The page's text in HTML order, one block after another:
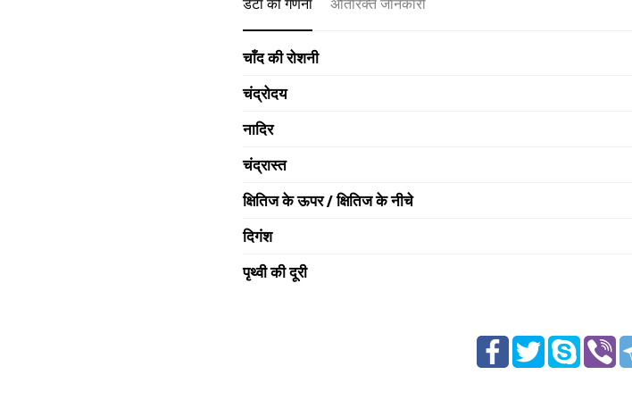
चाँद की रोशनी
चंद्रोदय
नादिर
चंद्रास्त
क्षितिज के ऊपर / क्षितिज के नीचे
दिगंश
पृथ्वी की दूरी